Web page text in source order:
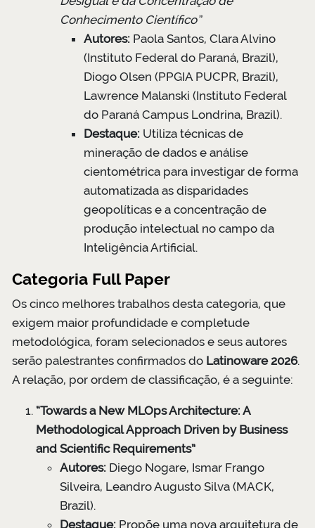
Conhecimento Científico”
Autores: Paola Santos, Clara Alvino
(Instituto Federal do Paraná, Brazil),
Diogo Olsen (PPGIA PUCPR, Brazil),
Lawrence Malanski (Instituto Federal
do Paraná Campus Londrina, Brazil).
Destaque: Utiliza técnicas de
mineração de dados e análise
cientométrica para investigar de forma
automatizada as disparidades
geopolíticas e a concentração de
produção intelectual no campo da
Inteligência Artificial.
Categoria Full Paper
Os cinco melhores trabalhos desta categoria, que
exigem maior profundidade e completude
metodológica, foram selecionados e seus autores
serão palestrantes confirmados do Latinoware 2026.
A relação, por ordem de classificação, é a seguinte:
“Towards a New MLOps Architecture: A
Methodological Approach Driven by Business
and Scientific Requirements”
Autores: Diego Nogare, Ismar Frango
Silveira, Leandro Augusto Silva (MACK,
Brazil).
Destaque: Propõe uma nova arquitetura de